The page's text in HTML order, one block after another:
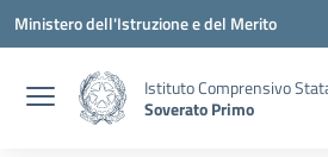
Vai ai contenuti
Vai al menu di navigazione
Vai al footer
Ministero dell'Istruzione e del Merito
Istituto Comprensivo
Soverato Primo